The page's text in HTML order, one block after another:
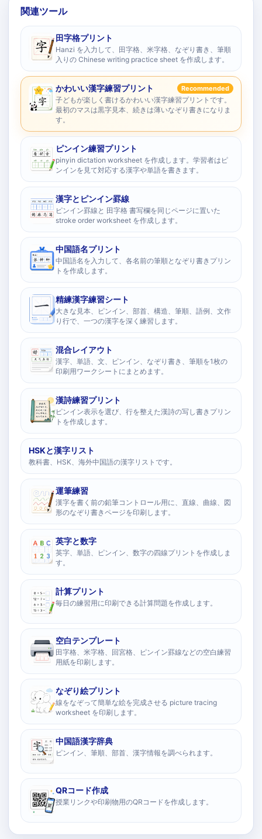
関連ツール
田字格プリント
Hanzi を入力して、田字格、米字格、なぞり書き、筆順
入りの Chinese writing practice sheet を作成します。
かわいい漢字練習プリント Recommended
子どもが楽しく書けるかわいい漢字練習プリントです。
最初のマスは黒字見本、続きは薄いなぞり書きになりま
す。
ピンイン練習プリント
pinyin dictation worksheet を作成します。学習者はピ
ンインを見て対応する漢字や単語を書きます。
漢字とピンイン罫線
ピンイン罫線と 田字格 書写欄を同じページに置いた
stroke order worksheet を作成します。
中国語名プリント
中国語名を入力して、各名前の筆順となぞり書きプリン
トを作成します。
精練漢字練習シート
大きな見本、ピンイン、部首、構造、筆順、語例、文作
り行で、一つの漢字を深く練習します。
混合レイアウト
漢字、単語、文、ピンイン、なぞり書き、筆順を1枚の
印刷用ワークシートにまとめます。
漢詩練習プリント
ピンイン表示を選び、行を整えた漢詩の写し書きプリン
トを作成します。
HSKと漢字リスト
教科書、HSK、海外中国語の漢字リストです。
運筆練習
漢字を書く前の鉛筆コントロール用に、直線、曲線、図
形のなぞり書きページを印刷します。
英字と数字
英字、単語、ピンイン、数字の四線プリントを作成しま
す。
計算プリント
毎日の練習用に印刷できる計算問題を作成します。
空白テンプレート
田字格、米字格、回宮格、ピンイン罫線などの空白練習
用紙を印刷します。
なぞり絵プリント
線をなぞって簡単な絵を完成させる picture tracing
worksheet を印刷します。
中国語漢字辞典
ピンイン、筆順、部首、漢字情報を調べられます。
QRコード作成
授業リンクや印刷物用のQRコードを作成します。